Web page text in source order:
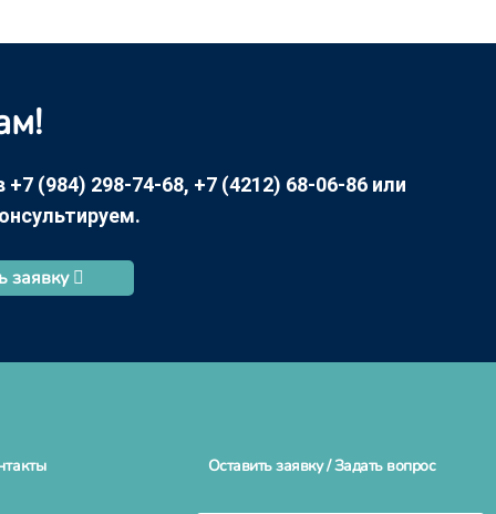
(984) 298-74-68, +7 (4212) 68-06-86 или
заявку
Оставить заявку / Задать вопрос